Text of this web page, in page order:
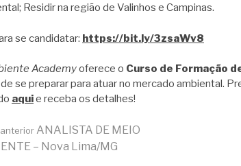
Residir na região de Valinhos e Campinas.
se candidatar: https://bit.ly/3zsaWv8
Academyoferece o Curso de Formação
se preparar para atuar no mercado ambiental.
aquie receba os detalhes!
ANALISTA DE MEIO
– Nova Lima/MG